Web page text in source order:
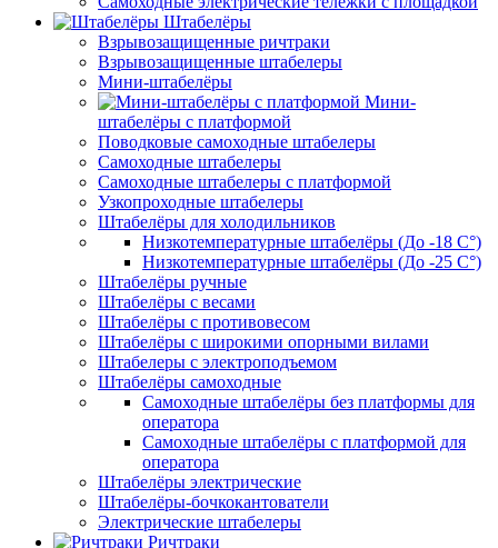
Штабелёры
Взрывозащищенные ричтраки
Взрывозащищенные штабелеры
Мини-штабелёры
Мини-
штабелёры с платформой
Поводковые самоходные штабелеры
Самоходные штабелеры
Самоходные штабелеры с платформой
Узкопроходные штабелеры
Штабелёры для холодильников
Низкотемпературные штабелёры (До -18 C°)
Низкотемпературные штабелёры (До -25 C°)
Штабелёры ручные
Штабелёры с весами
Штабелёры с противовесом
Штабелёры с широкими опорными вилами
Штабелеры с электроподъемом
Штабелёры самоходные
Самоходные штабелёры без платформы для
оператора
Самоходные штабелёры с платформой для
оператора
Штабелёры электрические
Штабелёры-бочкокантователи
Электрические штабелеры
Ричтраки